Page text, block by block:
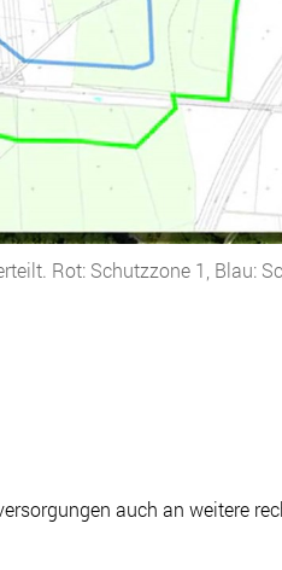
Rot: Schutzzone 1, Blau:
auch an weitere